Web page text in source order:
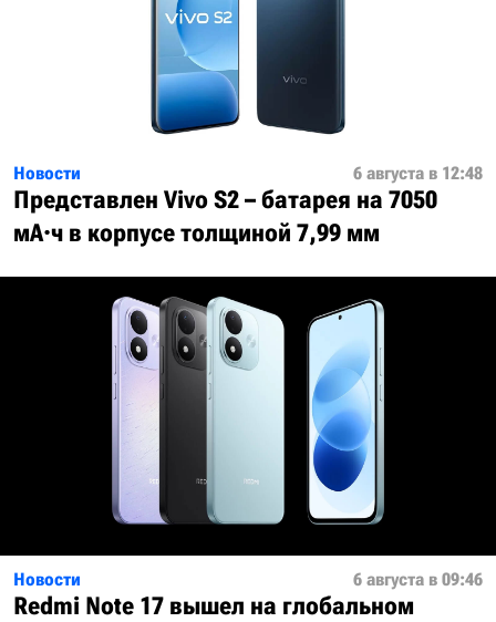
Новости 6 августа в 12:48
Представлен Vivo S2 – батарея на 7050
мА·ч в корпусе толщиной 7,99 мм
Новости 6 августа в 09:46
Redmi Note 17 вышел на глобальном